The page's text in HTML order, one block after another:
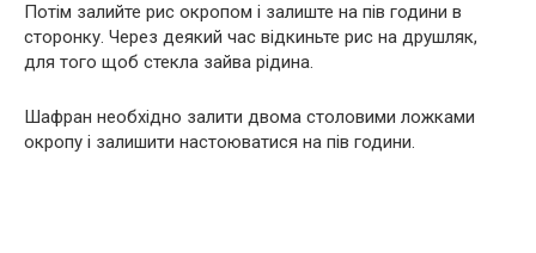
Потім залийте рис окропом і залиште на пів години в
сторонку. Через деякий час відкиньте рис на друшляк,
для того щоб стекла зайва рідина.
Шафран необхідно залити двома столовими ложками
окропу і залишити настоюватися на пів години.